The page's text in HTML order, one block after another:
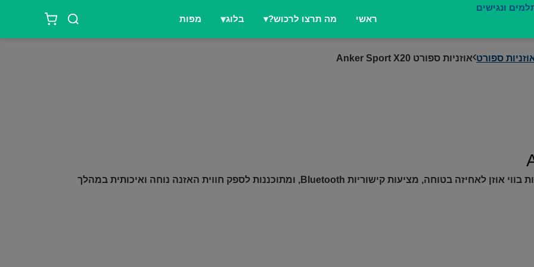
ראשי מה תרצו לרכוש? בלוג מפות
ספורט אוזניות ספורט Anker Sport X20
אוזניות אלחוטיות המיועדות לפעילות גופנית. הן מצוידות בווי אוזן לאחיזה בטוחה, מציעות קישוריות Bluetooth, ומתוכננות לספק חווית האזנה נוחה ואיכותית במהלך